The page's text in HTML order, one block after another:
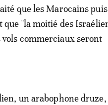
que les Marocains
"la moitié des
vols commerciaux seront
un arabophone